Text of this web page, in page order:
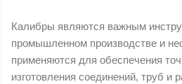
Калибры являются важным
промышленном производстве и
применяются для обеспечения
изготовления соединений, труб и